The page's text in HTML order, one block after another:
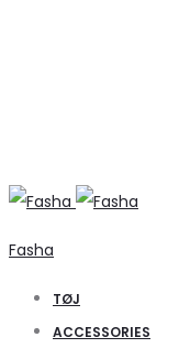
Fasha
TØJ
ACCESSORIES